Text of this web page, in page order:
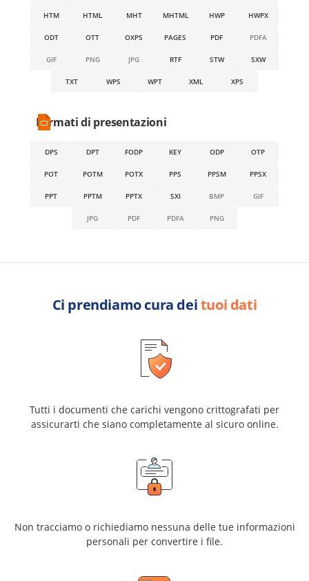
HTM HTML MHT MHTML HWP HWPX
ODT OTT OXPS PAGES PDF PDFA
GIF PNG JPG RTF STW SXW
TXT WPS WPT XML XPS
Formati di presentazioni
DPS DPT FODP KEY ODP OTP
POT POTM POTX PPS PPSM PPSX
PPT PPTM PPTX SXI BMP GIF
JPG PDF PDFA PNG
Ci prendiamo cura deituoi dati
Tutti i documenti che carichi vengono crittografati per
assicurarti che siano completamente al sicuro online.
Non tracciamo o richiediamo nessuna delle tue informazioni
personali per convertire i file.